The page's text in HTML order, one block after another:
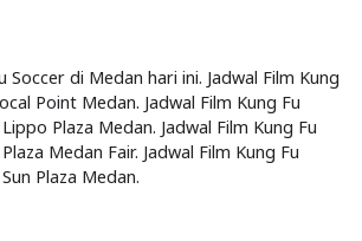
Soccer di Medan hari ini. Jadwal Film Kung
Point Medan. Jadwal Film Kung Fu
Plaza Medan. Jadwal Film Kung Fu
Medan Fair. Jadwal Film Kung Fu
Plaza Medan.